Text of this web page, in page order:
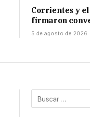
Corrientes y
firmaron
5 de agosto de 2026